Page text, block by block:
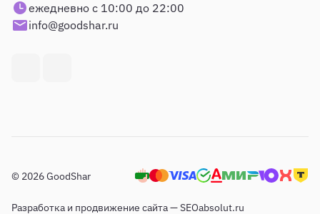
ежедневно с 10:00 до 22:00
info@goodshar.ru
© 2026 GoodShar
Разработка и продвижение сайта — SEOabsolut.ru